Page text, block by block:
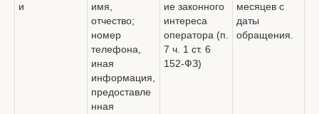
и
имя,
отчество;
номер
телефона,
иная
информация,
предоставле
нная
ие законного
интереса
оператора (п.
7 ч. 1 ст. 6
152-ФЗ)
месяцев с
даты
обращения.